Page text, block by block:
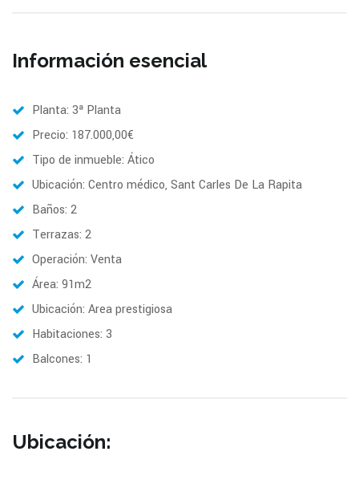
Información esencial
Planta: 3ª Planta
Precio: 187.000,00€
Tipo de inmueble: Ático
Ubicación: Centro médico, Sant Carles De La Rapita
Baños: 2
Terrazas: 2
Operación: Venta
Área: 91m2
Ubicación: Area prestigiosa
Habitaciones: 3
Balcones: 1
Ubicación: